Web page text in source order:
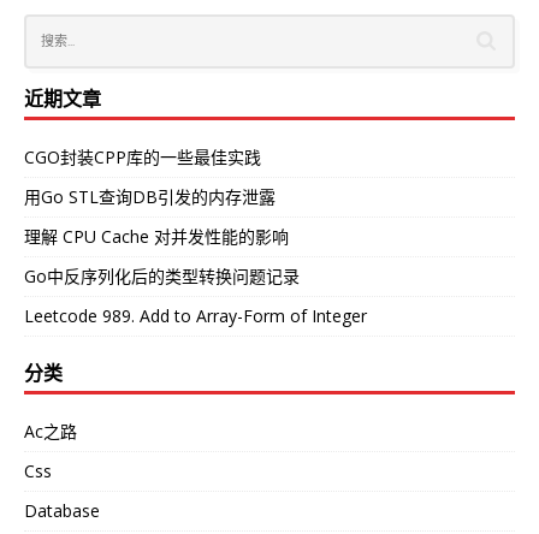
近期文章
CGO封装CPP库的一些最佳实践
用Go STL查询DB引发的内存泄露
理解 CPU Cache 对并发性能的影响
Go中反序列化后的类型转换问题记录
Leetcode 989. Add to Array-Form of Integer
分类
Ac之路
Css
Database